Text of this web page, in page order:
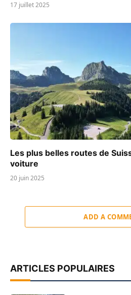
17 juillet 2025
Les plus belles routes de
voiture
20 juin 2025
ADD A
ARTICLES POPULAIRES